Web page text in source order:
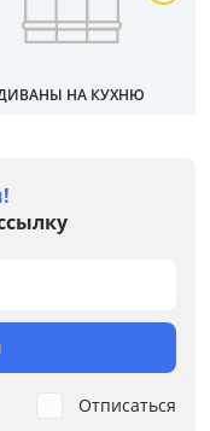
НА КУХНЮ
Отписаться